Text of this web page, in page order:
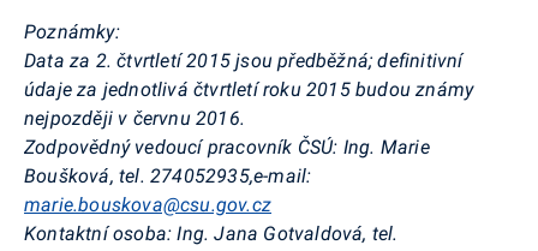
Poznámky:
Data za 2. čtvrtletí 2015 jsou předběžná; definitivní
údaje za jednotlivá čtvrtletí roku 2015 budou známy
nejpozději v červnu 2016.
Zodpovědný vedoucí pracovník ČSÚ: Ing. Marie
Boušková, tel. 274052935,e-mail:
marie.bouskova@csu.gov.cz
Kontaktní osoba: Ing. Jana Gotvaldová, tel.